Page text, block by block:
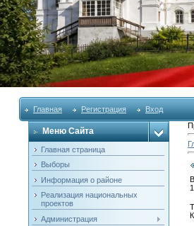
Главная Регистрация Вход
Меню Сайта
Главная страница
Выборы
Информация о районе
Реализация национальных
проектов
Администрация